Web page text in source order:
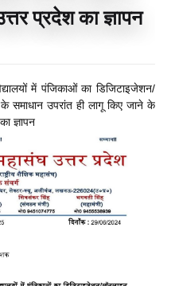
प्रदेश का ज्ञापन
में पंजिकाओं का डिजिटाइजेशन/
उपरांत ही लागू किए जाने के
ज्ञापन